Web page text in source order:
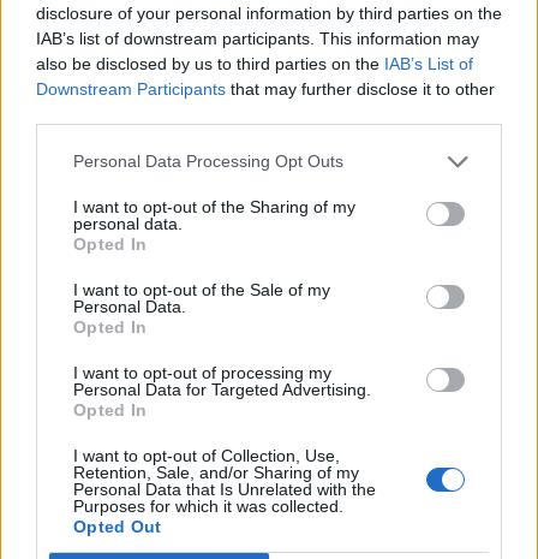
disclosure of your personal information by third parties on the
IAB’s list of downstream participants. This information may
also be disclosed by us to third parties on the IAB’s List of
Downstream Participants that may further disclose it to other
Personal Data Processing Opt Outs
I want to opt-out of the Sharing of my
personal data.
Opted In
I want to opt-out of the Sale of my
Personal Data.
Opted In
I want to opt-out of processing my
Personal Data for Targeted Advertising.
Opted In
I want to opt-out of Collection, Use,
Retention, Sale, and/or Sharing of my
Personal Data that Is Unrelated with the
Purposes for which it was collected.
Opted Out